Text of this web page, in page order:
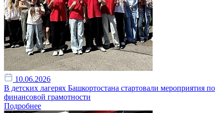
10.06.2026
В детских лагерях Башкортостана стартовали мероприятия по
финансовой грамотности
Подробнее